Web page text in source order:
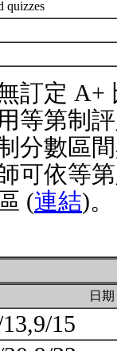
quizzes
訂定 A+
等第制
分數區
可依等
(連結)。
日期
15